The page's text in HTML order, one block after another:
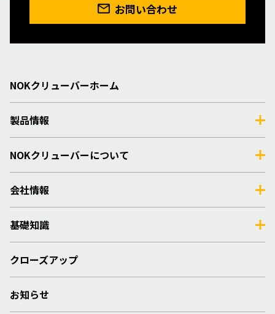
お問い合わせ
NOKクリューバーホーム
製品情報
NOKクリューバーについて
会社情報
基礎知識
クローズアップ
お知らせ